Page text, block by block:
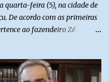
quarta-feira (5), na cidade de
De acordo com as primeiras
ao fazendeiro Zé
que ela estava em frente à
conforme relatos de